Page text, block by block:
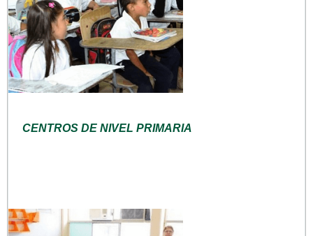
CENTROS DE NIVEL PRIMARIA